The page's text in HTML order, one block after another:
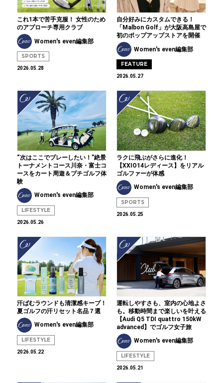
これ1本で苦手克服！ 女性のため
のアプローチ専用クラブ
Women's even編集部
SPORTS
2026.05.28
自分好みにカスタムできる！
「Malbon Golf」が大阪高島屋で
初のポップアップストアを開催
Women's even編集部
FEATURE
2026.05.27
“次はここでプレーしたい！”絶景
トーナメントコース川奈・富士コ
ースをカート周遊＆プチゴルフ体
験
Women's even編集部
LIFESTYLE
2026.05.26
ラクに飛ぶがさらに進化！
【XXIO14レディース】をリアル
ゴルファーが体感
Women's even編集部
SPORTS
2026.05.25
汗ばむラウンドも清潔感キープ！
夏ゴルフの汗リセット名品７選
Women's even編集部
LIFESTYLE
2026.05.22
運転しやすさも、室内の心地よさ
も。移動時間まで楽しいを叶える
【Audi Q5 TDI quattro 150kW
advanced】でゴルフ女子旅
Women's even編集部
LIFESTYLE
2026.05.21